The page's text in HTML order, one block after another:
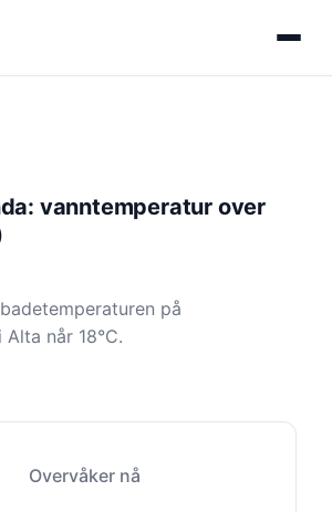
vanntemperatur over
på
når 18°C.
Overvåker nå